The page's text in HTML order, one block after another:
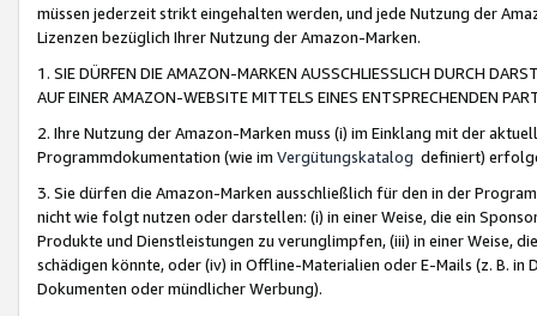
müssen jederzeit strikt eingehalten werden, und jede Nutzung der
Lizenzen bezüglich Ihrer Nutzung der Amazon-Marken.
1. SIE DÜRFEN DIE AMAZON-MARKEN AUSSCHLIESSLICH DURCH
AUF EINER AMAZON-WEBSITE MITTELS EINES ENTSPRECHENDEN
2. Ihre Nutzung der Amazon-Marken muss (i) im Einklang mit der
Programmdokumentation (wie im Vergütungskatalog definiert)
3. Sie dürfen die Amazon-Marken ausschließlich für den in der
nicht wie folgt nutzen oder darstellen: (i) in einer Weise, die ein
Produkte und Dienstleistungen zu verunglimpfen, (iii) in einer Weise,
schädigen könnte, oder (iv) in Offline-Materialien oder E-Mails (z. B. in
Dokumenten oder mündlicher Werbung).